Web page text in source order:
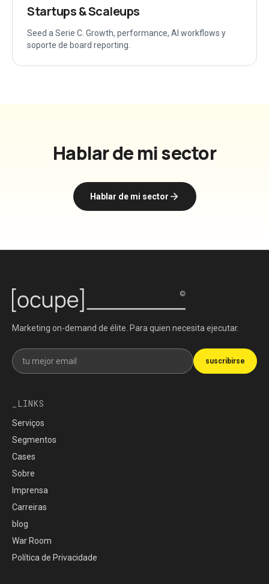
Startups & Scaleups
Seed a Serie C. Growth, performance, AI workflows y
soporte de board reporting.
Hablar de mi sector
Hablar de mi sector
Marketing on-demand de élite. Para quien necesita ejecutar.
Recibe nuestra newsletter
suscribirse
LINKS
Serviços
Segmentos
Cases
Sobre
Imprensa
Carreiras
blog
War Room
Política de Privacidade